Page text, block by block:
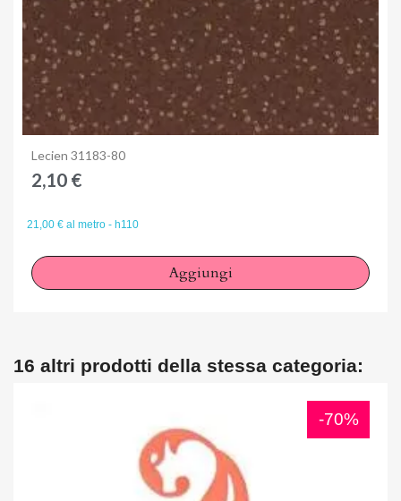
Lecien 31183-80
2,10 €
21,00 € al metro - h110
Aggiungi
16 altri prodotti della stessa categoria:
-70%